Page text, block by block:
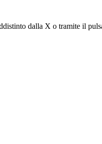
dalla X o tramite il